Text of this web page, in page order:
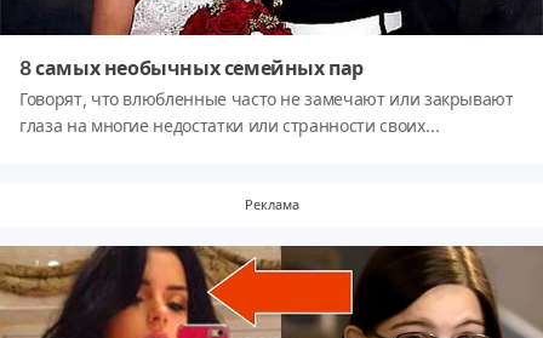
8 самых необычных семейных пар
Говорят, что влюбленные часто не замечают или закрывают
глаза на многие недостатки или странности своих
Реклама